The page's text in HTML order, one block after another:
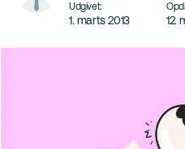
Udgivet:
1. marts 2013 12.